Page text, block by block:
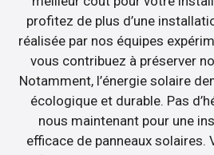
profitez de plus d’une
réalisée par nos équipes
vous contribuez à préserver
Notamment, l’énergie solaire
écologique et durable. Pas
nous maintenant pour une
efficace de panneaux solaires.